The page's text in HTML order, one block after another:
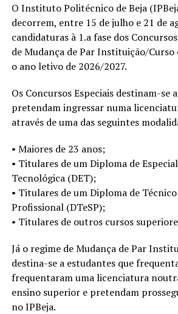
O Instituto Politécnico de Beja
decorrem, entre 15 de julho e 21 de
candidaturas à 1.a fase dos
de Mudança de Par Instituição/Curso
o ano letivo de 2026/2027.
Os Concursos Especiais destinam-se
pretendam ingressar numa
através de uma das seguintes
• Maiores de 23 anos;
• Titulares de um Diploma de
Tecnológica (DET);
• Titulares de um Diploma de
Profissional (DTeSP);
• Titulares de outros cursos
Já o regime de Mudança de Par
destina-se a estudantes que
frequentaram uma licenciatura
ensino superior e pretendam
no IPBeja.